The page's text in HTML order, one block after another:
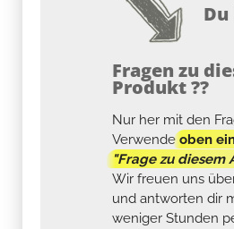
Fragen zu
Produkt ??
Nur her mit den
Verwendeoben
"Frage zu diesem
Wir freuen uns
und antworten dir
weniger Stunden